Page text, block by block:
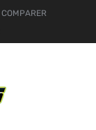
COMPARER